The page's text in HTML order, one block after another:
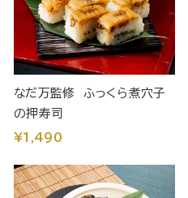
なだ万監修 ふっくら煮穴子
の押寿司
¥1,490